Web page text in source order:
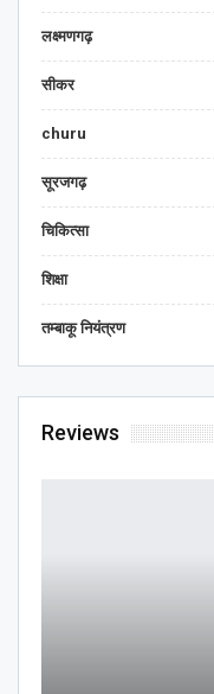
लक्ष्मणगढ़
सीकर
churu
सूरजगढ़
चिकित्सा
शिक्षा
तम्बाकू नियंत्रण
Reviews